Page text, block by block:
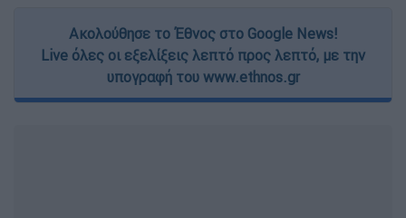
Ακολούθησε το Έθνος στο Google News!
Live όλες οι εξελίξεις λεπτό προς λεπτό, με την
υπογραφή του www.ethnos.gr